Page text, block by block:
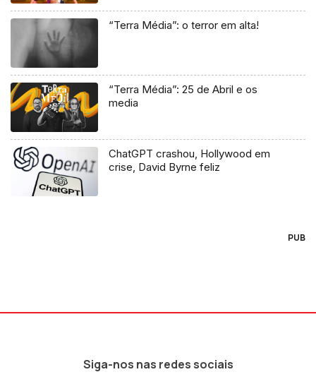
“Terra Média”: o terror em alta!
“Terra Média”: 25 de Abril e os
media
ChatGPT crashou, Hollywood em
crise, David Byrne feliz
PUB
Siga-nos nas redes sociais